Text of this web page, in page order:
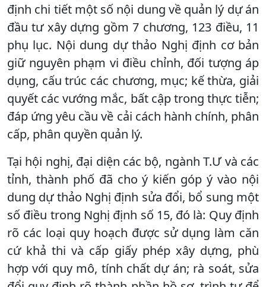
định chi tiết một số nội dung về quản lý dự án
đầu tư xây dựng gồm 7 chương, 123 điều, 11
phụ lục. Nội dung dự thảo Nghị định cơ bản
giữ nguyên phạm vi điều chỉnh, đối tượng áp
dụng, cấu trúc các chương, mục; kế thừa, giải
quyết các vướng mắc, bất cập trong thực tiễn;
đáp ứng yêu cầu về cải cách hành chính, phân
cấp, phân quyền quản lý.
Tại hội nghị, đại diện các bộ, ngành T.Ư và các
tỉnh, thành phố đã cho ý kiến góp ý vào nội
dung dự thảo Nghị định sửa đổi, bổ sung một
số điều trong Nghị định số 15, đó là: Quy định
rõ các loại quy hoạch được sử dụng làm căn
cứ khả thi và cấp giấy phép xây dựng, phù
hợp với quy mô, tính chất dự án; rà soát, sửa